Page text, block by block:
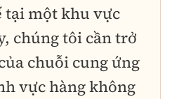
tại một khu vực
chúng tôi cần trở
chuỗi cung ứng
vực hàng không